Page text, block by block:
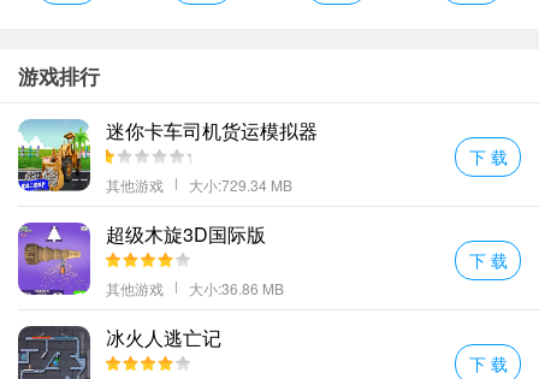
记得第一次接触这款游戏是在一个阳光明媚的下午，通过朋友介绍
电脑，对于新奇事物的好奇心驱使我迫不及待地想要尝试一下。随
着游戏画面缓缓展开，一个广阔无垠、色彩斑斓的宇宙世界呈现在
眼前。那一刻，仿佛整个世界都安静了下来，只剩下我和我的小飞
船，在浩瀚星海中自由翱翔。
游戏中的每一关卡设计都非常巧妙，不仅考验玩家的操作技巧，还
要求玩家能够灵活运用各种武器装备来应对不同类型的敌人。而其
中最让我印象深刻的是那些形态各异、攻击方式多样的BOSS战。每
当成功击败一个强大的对手时，那种成就感是难以言表的。
游戏排行
迷你卡车司机货运模拟器
其他游戏 大小:729.34 MB
下 载
超级木旋3D国际版
其他游戏 大小:36.86 MB
下 载
冰火人逃亡记
下 载